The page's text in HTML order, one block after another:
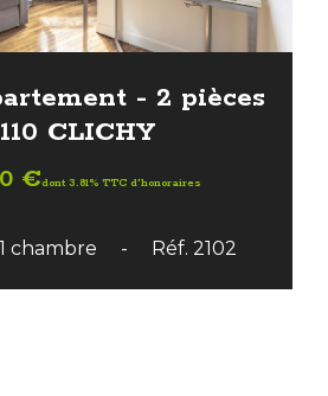
- 2 pièces
CLICHY
€dont 3.81% TTC d'honoraires
1 chambre Réf. 2102